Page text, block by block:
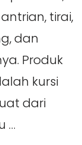
tirai,
dan
Produk
kursi
dari
…